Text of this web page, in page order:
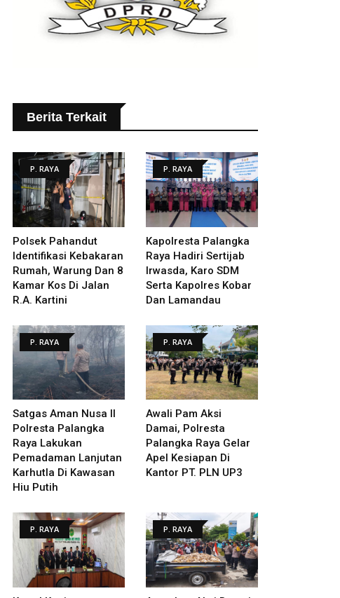
Berita Terkait
P. RAYA
Polsek Pahandut
Identifikasi Kebakaran
Rumah, Warung Dan 8
Kamar Kos Di Jalan
R.A. Kartini
P. RAYA
Kapolresta Palangka
Raya Hadiri Sertijab
Irwasda, Karo SDM
Serta Kapolres Kobar
Dan Lamandau
P. RAYA
Satgas Aman Nusa II
Polresta Palangka
Raya Lakukan
Pemadaman Lanjutan
Karhutla Di Kawasan
Hiu Putih
P. RAYA
Awali Pam Aksi
Damai, Polresta
Palangka Raya Gelar
Apel Kesiapan Di
Kantor PT. PLN UP3
P. RAYA P. RAYA